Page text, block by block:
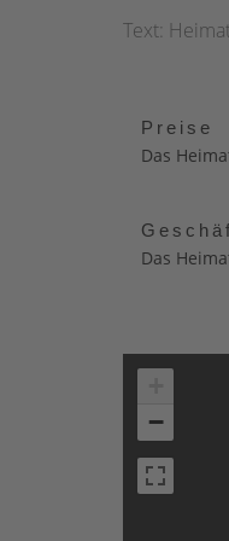
Text:
Preise
Das
Das
−